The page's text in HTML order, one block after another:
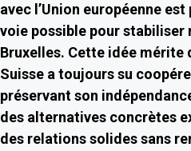
avec l’Union européenne
voie possible pour stabiliser
Bruxelles. Cette idée mérite
Suisse a toujours su
préservant son
des alternatives concrètes
des relations solides sans